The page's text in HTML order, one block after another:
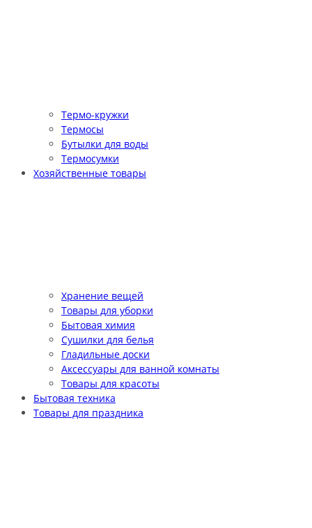
Термо-кружки
Термосы
Бутылки для воды
Термосумки
Хозяйственные товары
Хранение вещей
Товары для уборки
Бытовая химия
Сушилки для белья
Гладильные доски
Аксессуары для ванной комнаты
Товары для красоты
Бытовая техника
Товары для праздника